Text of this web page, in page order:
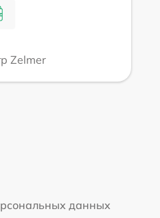
Zelmer
данных